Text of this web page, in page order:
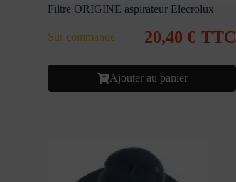
Filtre ORIGINE aspirateur Elecrolux
Sur commande 20,40€ TTC
Ajouter au panier